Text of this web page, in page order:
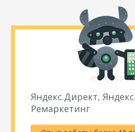
Яндекс.Директ,
Ремаркетинг